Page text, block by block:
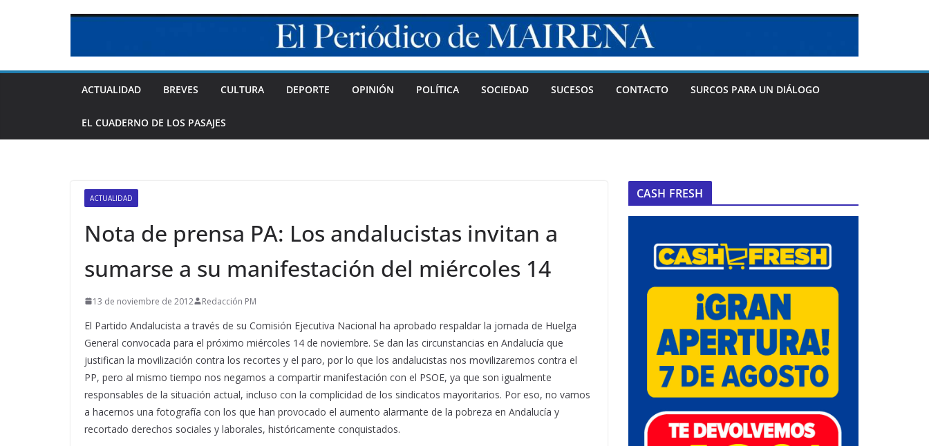
ACTUALIDAD BREVES CULTURA DEPORTE OPINIÓN POLÍTICA SOCIEDAD SUCESOS CONTACTO SURCOS PARA UN DIÁLOGO
EL CUADERNO DE LOS PASAJES
ACTUALIDAD
Nota de prensa PA: Los andalucistas invitan a
sumarse a su manifestación del miércoles 14
13 de noviembre de 2012 Redacción PM
El Partido Andalucista a través de su Comisión Ejecutiva Nacional ha aprobado respaldar la jornada de Huelga
General convocada para el próximo miércoles 14 de noviembre. Se dan las circunstancias en Andalucía que
justifican la movilización contra los recortes y el paro, por lo que los andalucistas nos movilizaremos contra el
PP, pero al mismo tiempo nos negamos a compartir manifestación con el PSOE, ya que son igualmente
responsables de la situación actual, incluso con la complicidad de los sindicatos mayoritarios. Por eso, no vamos
a hacernos una fotografía con los que han provocado el aumento alarmante de la pobreza en Andalucía y
recortado derechos sociales y laborales, históricamente conquistados.
CASH FRESH